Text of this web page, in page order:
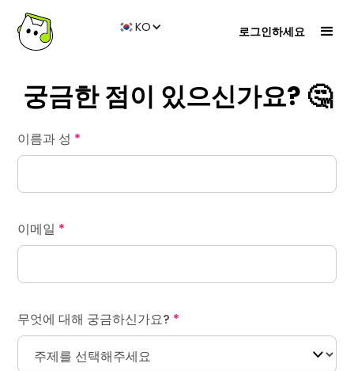
KO 로그인하세요
궁금한 점이 있으신가요? 🤔
이름과 성 *
이메일 *
무엇에 대해 궁금하신가요? *